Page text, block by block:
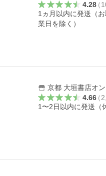
4.28（
1ヵ月以内に発送（
業日を除く）
京都 大垣書店オ
4.66（
1〜2日以内に発送（